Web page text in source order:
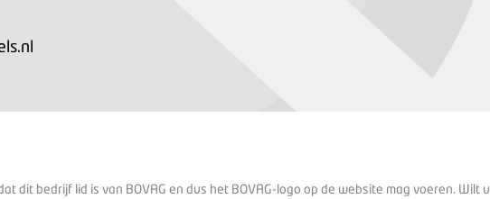
dit bedrijf lid is van BOVAG en dus het BOVAG-logo op de website mag voeren. Wilt u